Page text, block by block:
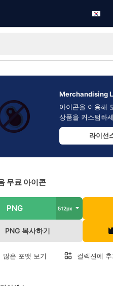
Merchandising
아이콘을 이용해
상품을 커스텀하
라이선
무료 아이콘
PNG 512px
PNG 복사하기
많은 포맷 보기 컬렉션에